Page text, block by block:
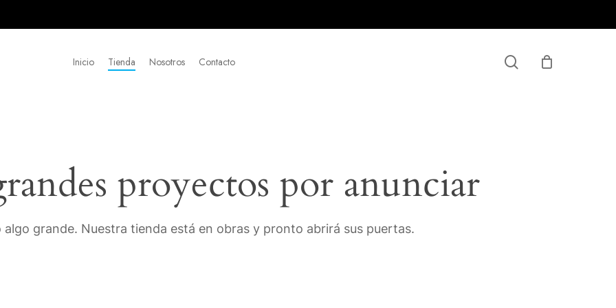
Inicio Tienda Nosotros Contacto search
proyectos por anunciar
algo grande. Nuestra tienda está en obras y pronto abrirá sus puertas.